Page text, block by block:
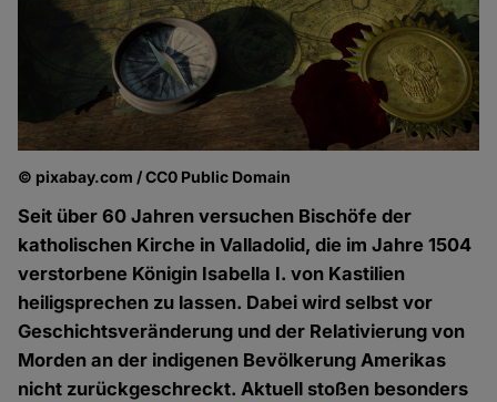
© pixabay.com / CC0 Public Domain
Seit über 60 Jahren versuchen Bischöfe der
katholischen Kirche in Valladolid, die im Jahre 1504
verstorbene Königin Isabella I. von Kastilien
heiligsprechen zu lassen. Dabei wird selbst vor
Geschichtsveränderung und der Relativierung von
Morden an der indigenen Bevölkerung Amerikas
nicht zurückgeschreckt. Aktuell stoßen besonders